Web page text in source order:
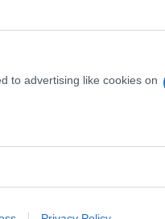
to advertising like cookies on